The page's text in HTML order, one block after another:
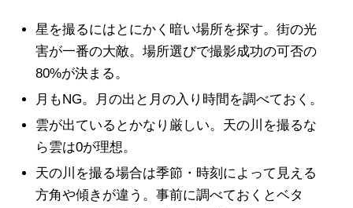
星を撮るにはとにかく暗い場所を探す。街の光
害が一番の大敵。場所選びで撮影成功の可否の
80%が決まる。
月もNG。月の出と月の入り時間を調べておく。
雲が出ているとかなり厳しい。天の川を撮るな
ら雲は0が理想。
天の川を撮る場合は季節・時刻によって見える
方角や傾きが違う。事前に調べておくとベタ